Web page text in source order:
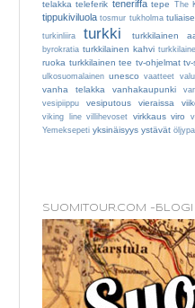
telakka teleferik teneriffa tepe The
tippukiviluola tosmur tukholma
turkinliira turkki turkkilainen
byrokratia turkkilainen kahvi
ruoka turkkilainen tee tv-ohjelmat tv-
ulkosuomalainen unesco vaatteet
vanha telakka vanhakaupunki
vesipiippu vesiputous vieraissa
viking line villihevoset virkkaus viro
Yemeksepeti yksinäisyys ystävät
SUOMITOUR.COM -BLOGI